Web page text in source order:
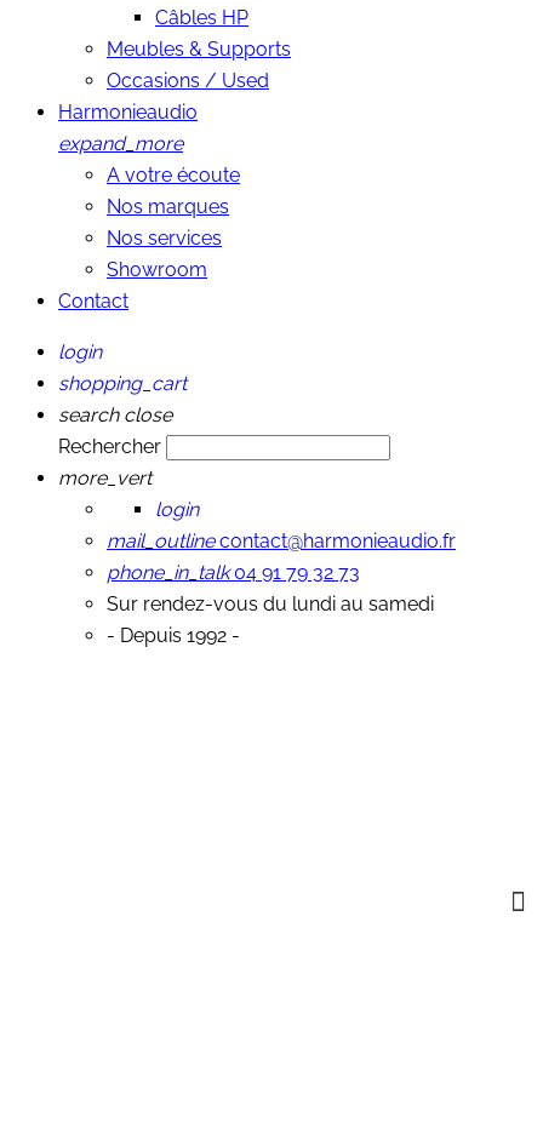
Câbles HP
Meubles & Supports
Occasions / Used
Harmonieaudio
expand_more
A votre écoute
Nos marques
Nos services
Showroom
Contact
login
shopping_cart
search close
Rechercher
more_vert
login
mail_outline contact@harmonieaudio.fr
phone_in_talk 04 91 79 32 73
Sur rendez-vous du lundi au samedi
- Depuis 1992 -